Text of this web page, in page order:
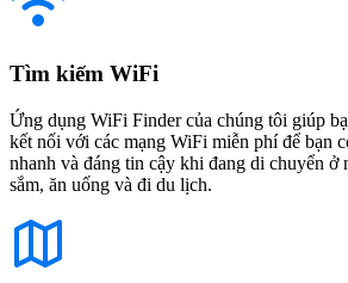
Tìm kiếm WiFi
Ứng dụng WiFi Finder của chúng tôi giúp
kết nối với các mạng WiFi miễn phí để bạn
nhanh và đáng tin cậy khi đang di chuyển ở
sắm, ăn uống và đi du lịch.